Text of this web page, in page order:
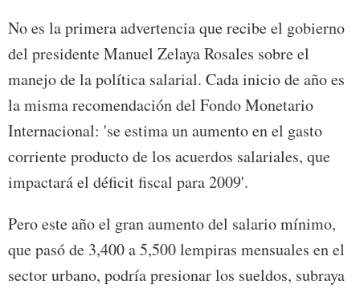
No es la primera advertencia que recibe el gobierno
del presidente Manuel Zelaya Rosales sobre el
manejo de la política salarial. Cada inicio de año es
la misma recomendación del Fondo Monetario
Internacional: 'se estima un aumento en el gasto
corriente producto de los acuerdos salariales, que
impactará el déficit fiscal para 2009'.
Pero este año el gran aumento del salario mínimo,
que pasó de 3,400 a 5,500 lempiras mensuales en el
sector urbano, podría presionar los sueldos, subraya